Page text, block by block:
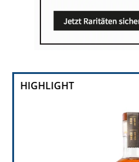
HIGHLIGHT